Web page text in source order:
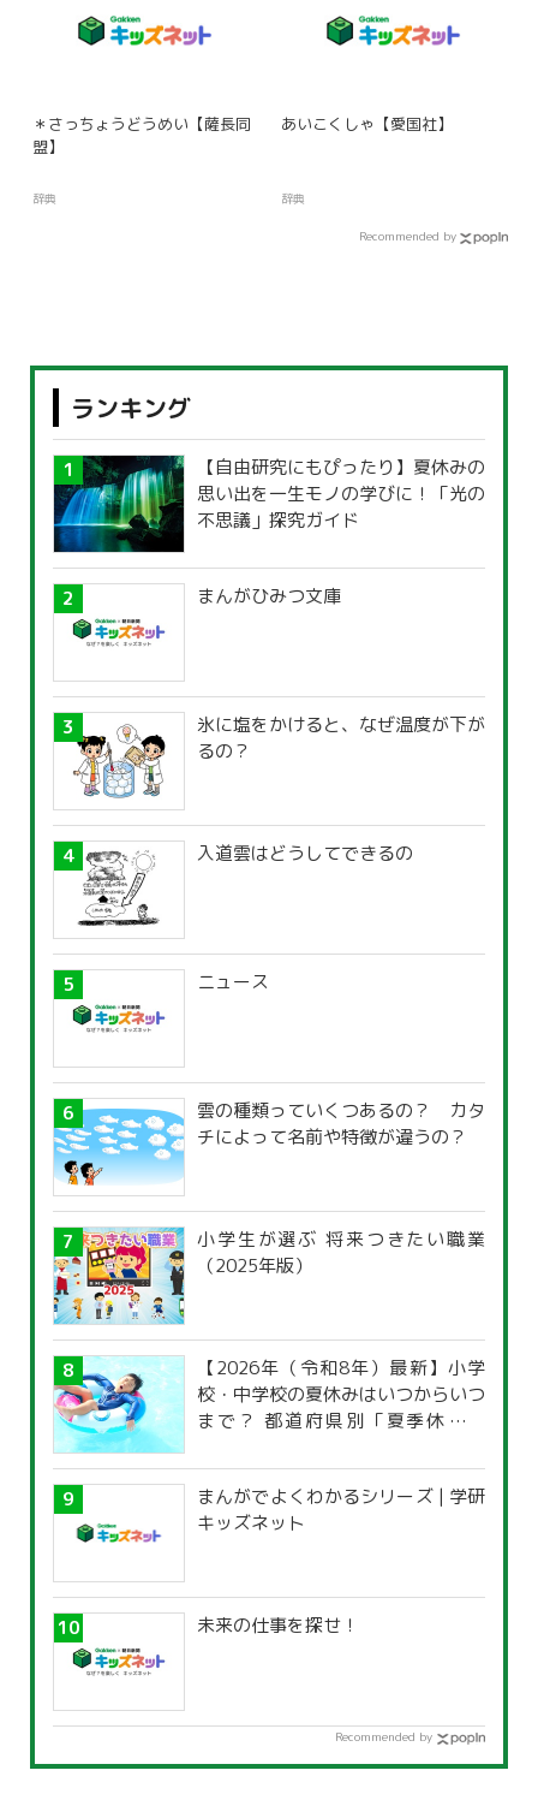
＊さっちょうどうめい【薩長同
盟】
辞典
あいこくしゃ【愛国社】
辞典
Recommended by
ランキング
【自由研究にもぴったり】夏休みの
思い出を一生モノの学びに！「光の
不思議」探究ガイド
まんがひみつ文庫
氷に塩をかけると、なぜ温度が下が
るの？
入道雲はどうしてできるの
ニュース
雲の種類っていくつあるの？ カタ
チによって名前や特徴が違うの？
小学生が選ぶ 将来つきたい職業
（2025年版）
【2026年（令和8年）最新】小学
校・中学校の夏休みはいつからいつ
まで？ 都道府県別「夏季休暇一
まんがでよくわかるシリーズ | 学研
キッズネット
未来の仕事を探せ！
Recommended by